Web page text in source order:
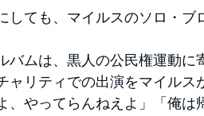
しても、マイルスのソロ・ブ
バムは、黒人の公民権運動
ャリティでの出演をマイル
、やってらんねえよ」「俺